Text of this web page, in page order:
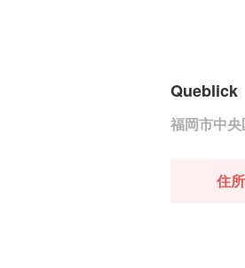
Queblick
福岡市中
住